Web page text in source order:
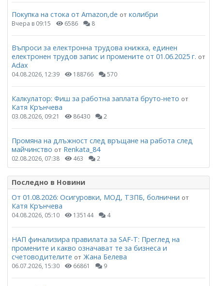
Покупка на стока от Amazon,de от колибри
Вчера в 09:15 6586 8
Въпроси за електронна трудова книжка, единен
електронен трудов запис и промените от 01.06.2025 г. от
Adax
04.08.2026, 12:39 188766 570
Калкулатор: Фиш за работна заплата бруто-нето от
Катя Крънчева
03.08.2026, 09:21 86430 2
Промяна на длъжност след връщане на работа след
майчинство от Renkata_84
02.08.2026, 07:38 463 2
Последно в Новини
От 01.08.2026: Осигуровки, МОД, ТЗПБ, болнични от
Катя Крънчева
04.08.2026, 05:10 135144 4
НАП финализира правилата за SAF-T: Преглед на
промените и какво означават те за бизнеса и
счетоводителите от Жана Белева
06.07.2026, 15:30 66861 9